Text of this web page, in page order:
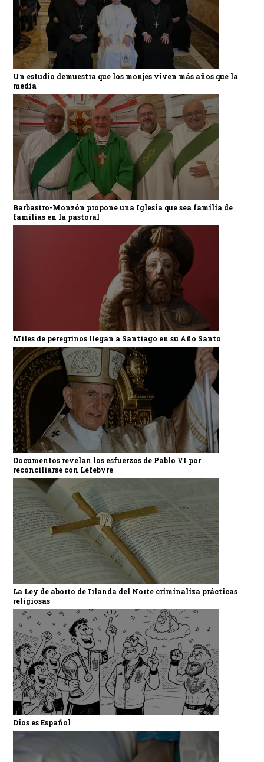
Un estudio demuestra que los monjes viven más años que la
media
Barbastro-Monzón propone una Iglesia que sea familia de
familias en la pastoral
Miles de peregrinos llegan a Santiago en su Año Santo
Documentos revelan los esfuerzos de Pablo VI por
reconciliarse con Lefebvre
La Ley de aborto de Irlanda del Norte criminaliza prácticas
religiosas
Dios es Español